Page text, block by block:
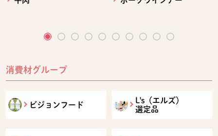
消費材グループ
ビジョンフード
L's（エルズ）
選定品